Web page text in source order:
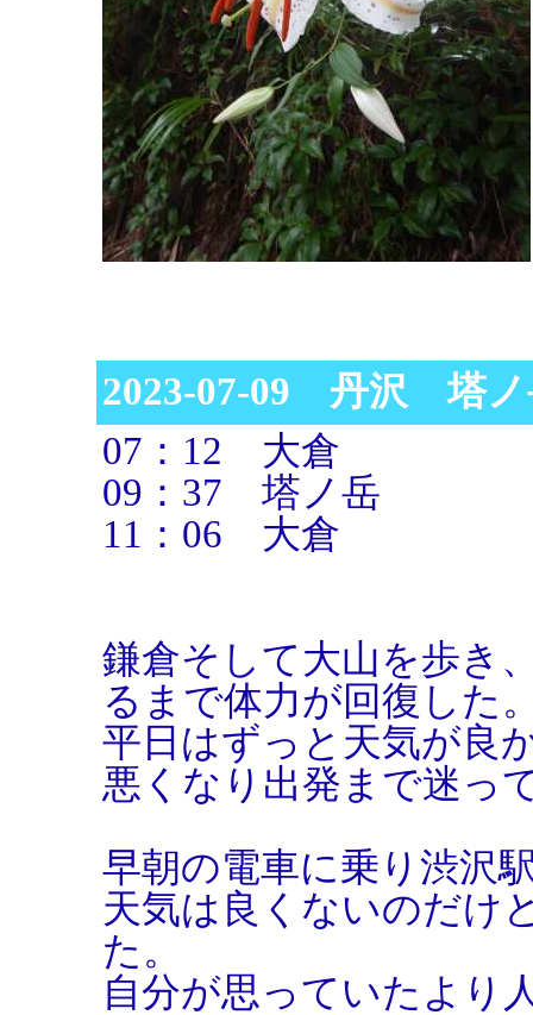
2023-07-09 丹沢 塔
07：12 大倉
09：37 塔ノ岳
11：06 大倉
鎌倉そして大山を歩き
るまで体力が回復した
平日はずっと天気が良
悪くなり出発まで迷っ
早朝の電車に乗り渋沢
天気は良くないのだけ
た。
自分が思っていたより